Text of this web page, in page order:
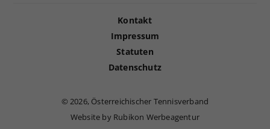
Kontakt
Impressum
Statuten
Datenschutz
© 2026, Österreichischer Tennisverband
Website by Rubikon Werbeagentur